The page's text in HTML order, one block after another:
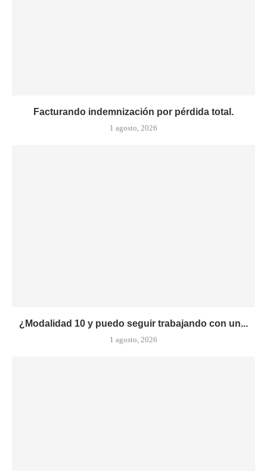
Facturando indemnización por pérdida total.
1 agosto, 2026
¿Modalidad 10 y puedo seguir trabajando con un...
1 agosto, 2026